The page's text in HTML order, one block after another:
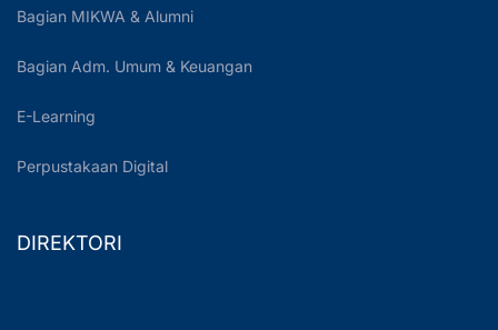
Bagian MIKWA & Alumni
Bagian Adm. Umum & Keuangan
E-Learning
Perpustakaan Digital
DIREKTORI